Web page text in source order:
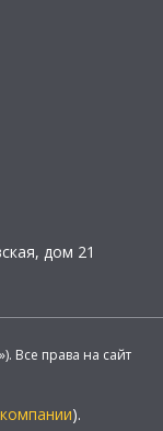
дом 21
Все права на сайт
).